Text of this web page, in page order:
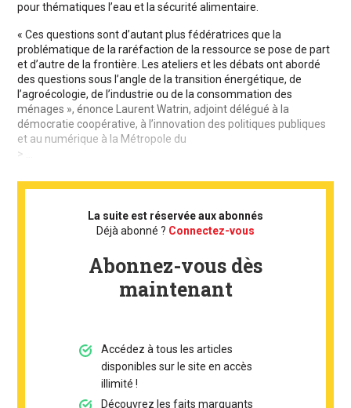
pour thématiques l’eau et la sécurité alimentaire.
« Ces questions sont d’autant plus fédératrices que la
problématique de la raréfaction de la ressource se pose de part
et d’autre de la frontière. Les ateliers et les débats ont abordé
des questions sous l’angle de la transition énergétique, de
l’agroécologie, de l’industrie ou de la consommation des
ménages », énonce Laurent Watrin, adjoint délégué à la
démocratie coopérative, à l’innovation des politiques publiques
et au numérique à la Métropole du
> ...
La suite est réservée aux abonnés
Déjà abonné ? Connectez-vous
Abonnez-vous dès
maintenant
Accédez à tous les articles
disponibles sur le site en accès
illimité !
Découvrez les faits marquants